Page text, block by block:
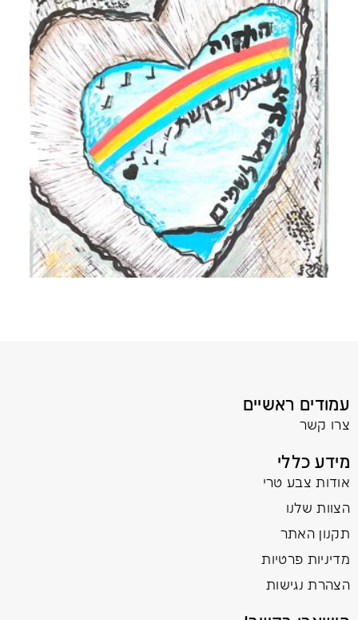
עמודים ראשיים
צרו קשר
מידע כללי
אודות צבע טרי
הצוות שלנו
תקנון האתר
מדיניות פרטיות
הצהרת נגישות